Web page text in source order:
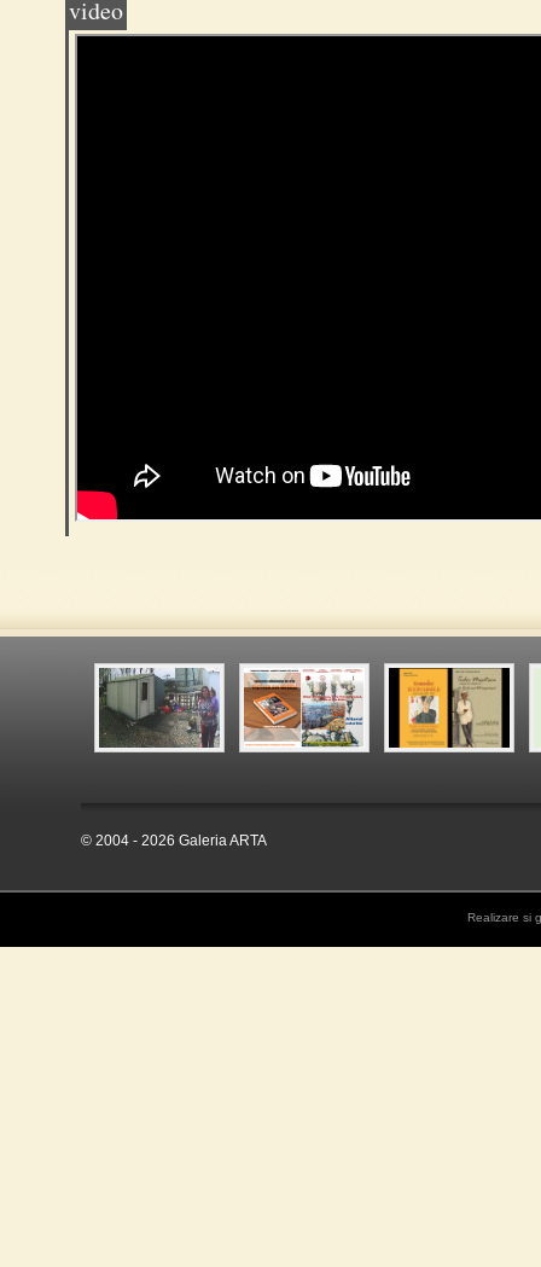
video
© 2004 - 2026 Galeria ARTA
Realizare si